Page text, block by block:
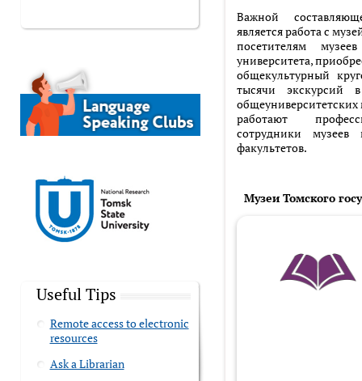
Useful Tips
Remote access to electronic
resources
Ask a Librarian
Важной
является работа с
посетителям
университета,
общекультурный
тысячи экскурсий
работают
сотрудники
факультетов.
Музеи Томского